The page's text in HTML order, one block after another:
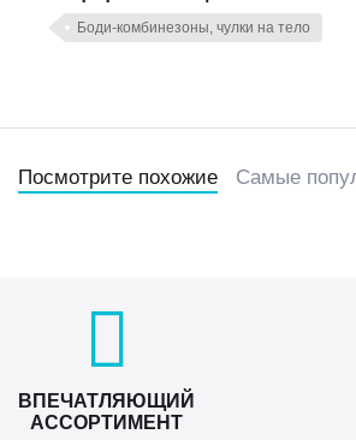
Боди-комбинезоны, чулки на тело
Посмотрите похожие Самые
ВПЕЧАТЛЯЮЩИЙ
АССОРТИМЕНТ